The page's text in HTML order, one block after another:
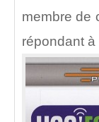
membre de
répondant à